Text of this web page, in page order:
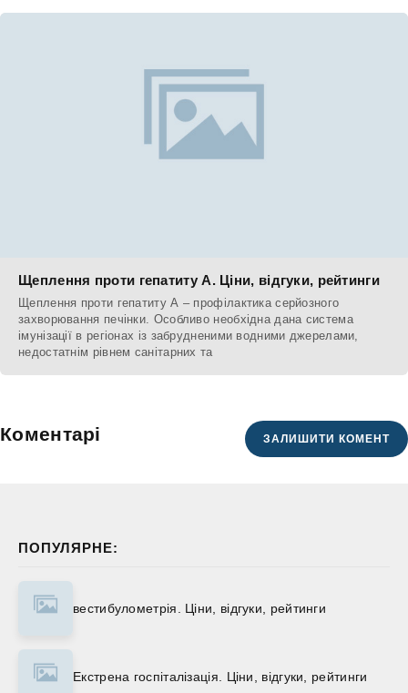
ПОПУЛЯРНЕ:
вестибулометрія. Ціни, відгуки, рейтинги
Екстрена госпіталізація. Ціни, відгуки, рейтинги
Щеплення проти гепатиту А. Ціни, відгуки, рейтинги
Щеплення проти гепатиту А – профілактика серйозного
захворювання печінки. Особливо необхідна дана система
імунізації в регіонах із забрудненими водними джерелами,
недостатнім рівнем санітарних та
Коментарі ЗАЛИШИТИ КОМЕНТ